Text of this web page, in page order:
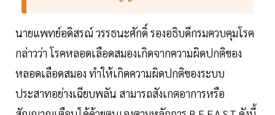
นายแพทย์อดิสรณ์ วรรธนะศักดิ์ รองอธิบดีกรมควบคุมโรค
กล่าวว่า โรคหลอดเลือดสมองเกิดจากความผิดปกติของ
หลอดเลือดสมอง ทำให้เกิดความผิดปกติของระบบ
ประสาทอย่างเฉียบพลัน สามารถสังเกตอาการหรือ